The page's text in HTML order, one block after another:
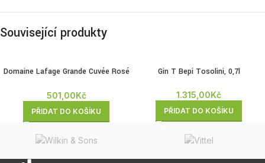
Související produkty
Domaine Lafage Grande Cuvée Rosé
501,00Kč
PŘIDAT DO KOŠÍKU
Gin T Bepi Tosolini, 0,7l
1.315,00Kč
PŘIDAT DO KOŠÍKU